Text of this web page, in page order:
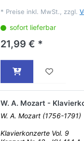
* Preise inkl. MwSt., zzgl.
sofort lieferbar
21,99 € *
W. A. Mozart -
W. A. Mozart (1756-1791)
Klavierkonzerte Vol. 9